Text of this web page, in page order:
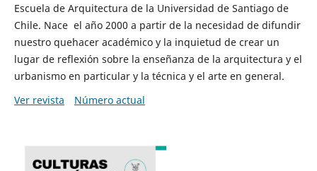
Escuela de Arquitectura de la Universidad de Santiago de
Chile. Nace el año 2000 a partir de la necesidad de difundir
nuestro quehacer académico y la inquietud de crear un
lugar de reflexión sobre la enseñanza de la arquitectura y el
urbanismo en particular y la técnica y el arte en general.
Ver revista
Número actual